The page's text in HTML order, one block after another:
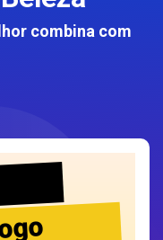
combina com